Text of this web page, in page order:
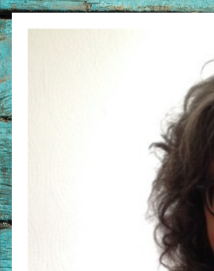
Non-Fictie
Alle producten
Bestellen en retourneren
Challenge Liefdevol Ouderschap